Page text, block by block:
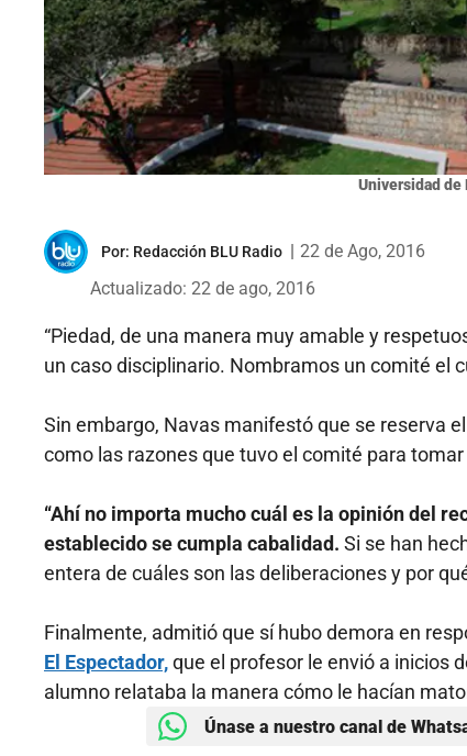
Universidad de
Por: Redacción BLU Radio
22 de Ago, 2016
Actualizado: 22 de ago, 2016
“Piedad, de una manera muy amable y
un caso disciplinario. Nombramos un comité el
Sin embargo, Navas manifestó que se reserva
como las razones que tuvo el comité para
“Ahí no importa mucho cuál es la opinión del
establecido se cumpla cabalidad. Si se han
entera de cuáles son las deliberaciones y por
Finalmente, admitió que sí hubo demora en
El Espectador,que el profesor le envió a inicios
alumno relataba la manera cómo le hacían
Únase a nuestro canal de